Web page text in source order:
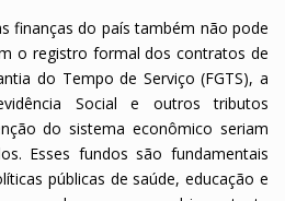
finanças do país também não pode
o registro formal dos contratos de
do Tempo de Serviço (FGTS), a
Social e outros tributos
do sistema econômico seriam
Esses fundos são fundamentais
públicas de saúde, educação e